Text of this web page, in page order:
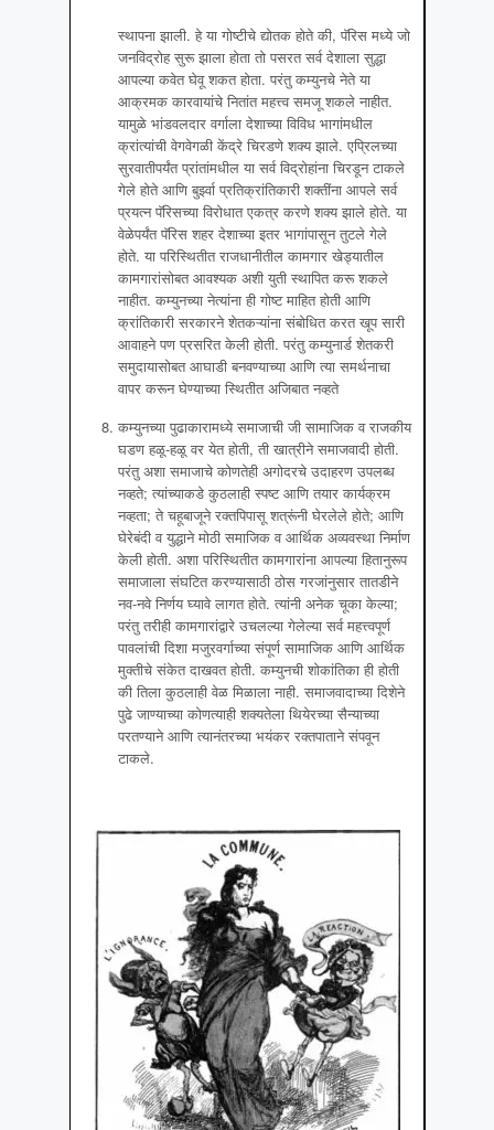
स्थापना झाली. हे या गोष्टीचे द्योतक होते की, पॅरिस मध्ये जो
जनविद्रोह सुरू झाला होता तो पसरत सर्व देशाला सुद्धा
आपल्या कवेत घेवू शकत होता. परंतु कम्युनचे नेते या
आक्रमक कारवायांचे नितांत महत्त्व समजू शकले नाहीत.
यामुळे भांडवलदार वर्गाला देशाच्या विविध भागांमधील
क्रांत्यांची वेगवेगळी केंद्रे चिरडणे शक्य झाले. एप्रिलच्या
सुरवातीपर्यंत प्रांतांमधील या सर्व विद्रोहांना चिरडून टाकले
गेले होते आणि बुर्झ्वा प्रतिक्रांतिकारी शक्तींना आपले सर्व
प्रयत्न पॅरिसच्या विरोधात एकत्र करणे शक्य झाले होते. या
वेळेपर्यंत पॅरिस शहर देशाच्या इतर भागांपासून तुटले गेले
होते. या परिस्थितीत राजधानीतील कामगार खेड्यातील
कामगारांसोबत आवश्यक अशी युती स्थापित करू शकले
नाहीत. कम्युनच्या नेत्यांना ही गोष्ट माहित होती आणि
क्रांतिकारी सरकारने शेतकऱ्यांना संबोधित करत खूप सारी
आवाहने पण प्रसरित केली होती. परंतु कम्युनार्ड शेतकरी
समुदायासोबत आघाडी बनवण्याच्या आणि त्या समर्थनाचा
वापर करून घेण्याच्या स्थितीत अजिबात नव्हते
कम्युनच्या पुढाकारामध्ये समाजाची जी सामाजिक व राजकीय
घडण हळू-हळू वर येत होती, ती खात्रीने समाजवादी होती.
परंतु अशा समाजाचे कोणतेही अगोदरचे उदाहरण उपलब्ध
नव्हते; त्यांच्याकडे कुठलाही स्पष्ट आणि तयार कार्यक्रम
नव्हता; ते चहूबाजूने रक्तपिपासू शत्रूंनी घेरलेले होते; आणि
घेरेबंदी व युद्धाने मोठी समाजिक व आर्थिक अव्यवस्था निर्माण
केली होती. अशा परिस्थितीत कामगारांना आपल्या हितानुरूप
समाजाला संघटित करण्यासाठी ठोस गरजांनुसार तातडीने
नव-नवे निर्णय घ्यावे लागत होते. त्यांनी अनेक चूका केल्या;
परंतु तरीही कामगारांद्वारे उचलल्या गेलेल्या सर्व महत्त्वपूर्ण
पावलांची दिशा मजुरवर्गाच्या संपूर्ण सामाजिक आणि आर्थिक
मुक्तीचे संकेत दाखवत होती. कम्युनची शोकांतिका ही होती
की तिला कुठलाही वेळ मिळाला नाही. समाजवादाच्या दिशेने
पुढे जाण्याच्या कोणत्याही शक्यतेला थियेरच्या सैन्याच्या
परतण्याने आणि त्यानंतरच्या भयंकर रक्तपाताने संपवून
टाकले.